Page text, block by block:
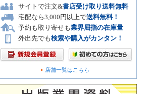
サイトで注文&書店受け取り送料無料
宅配なら3,000円以上で送料無料！
予約も取り寄せも業界屈指の在庫量
外出先でも検索や購入がカンタン！
店舗一覧はこちら